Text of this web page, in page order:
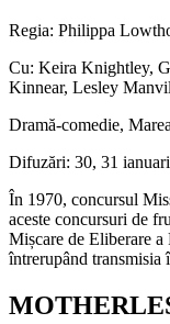
Regia: Philippa
Cu: Keira Knightley,
Kinnear, Lesley
Dramă-comedie,
Difuzări: 30, 31
În 1970, concursul
aceste concursuri de
Mișcare de Eliberare a
întrerupând transmisia